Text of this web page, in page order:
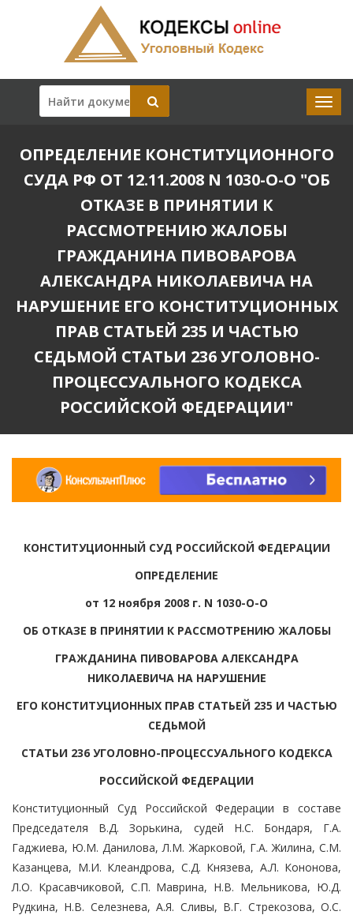
ОПРЕДЕЛЕНИЕ КОНСТИТУЦИОННОГО
СУДА РФ ОТ 12.11.2008 N 1030-О-О "ОБ
ОТКАЗЕ В ПРИНЯТИИ К
РАССМОТРЕНИЮ ЖАЛОБЫ
ГРАЖДАНИНА ПИВОВАРОВА
АЛЕКСАНДРА НИКОЛАЕВИЧА НА
НАРУШЕНИЕ ЕГО КОНСТИТУЦИОННЫХ
ПРАВ СТАТЬЕЙ 235 И ЧАСТЬЮ
СЕДЬМОЙ СТАТЬИ 236 УГОЛОВНО-
ПРОЦЕССУАЛЬНОГО КОДЕКСА
РОССИЙСКОЙ ФЕДЕРАЦИИ"
КОНСТИТУЦИОННЫЙ СУД РОССИЙСКОЙ ФЕДЕРАЦИИ
ОПРЕДЕЛЕНИЕ
от 12 ноября 2008 г. N 1030-О-О
ОБ ОТКАЗЕ В ПРИНЯТИИ К РАССМОТРЕНИЮ ЖАЛОБЫ
ГРАЖДАНИНА ПИВОВАРОВА АЛЕКСАНДРА
НИКОЛАЕВИЧА НА НАРУШЕНИЕ
ЕГО КОНСТИТУЦИОННЫХ ПРАВ СТАТЬЕЙ 235 И ЧАСТЬЮ
СЕДЬМОЙ
СТАТЬИ 236 УГОЛОВНО-ПРОЦЕССУАЛЬНОГО КОДЕКСА
РОССИЙСКОЙ ФЕДЕРАЦИИ
Конституционный Суд Российской Федерации в составе
Председателя В.Д. Зорькина, судей Н.С. Бондаря, Г.А.
Гаджиева, Ю.М. Данилова, Л.М. Жарковой, Г.А. Жилина, С.М.
Казанцева, М.И. Клеандрова, С.Д. Князева, А.Л. Кононова,
Л.О. Красавчиковой, С.П. Маврина, Н.В. Мельникова, Ю.Д.
Рудкина, Н.В. Селезнева, А.Я. Сливы, В.Г. Стрекозова, О.С.